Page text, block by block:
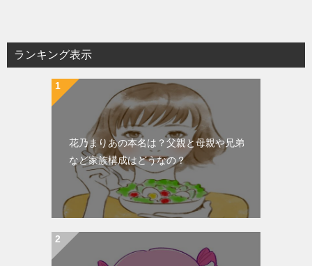
ビ
ゲ
ランキング表示
花乃まりあの本名は？父親と母親や兄弟
など家族構成はどうなの？